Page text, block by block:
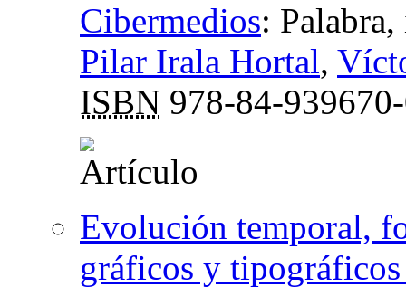
Cibermedios:
Pilar Irala Hortal,
ISBN 978-84-
Evolución temporal,
gráficos y